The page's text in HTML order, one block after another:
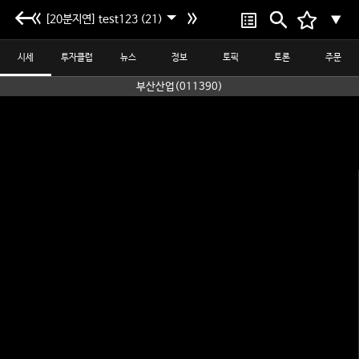
[20분지연] test123 (21) ▼
시세 투자클럽 뉴스 정보 토픽 토론 주문
부산산업(011390)